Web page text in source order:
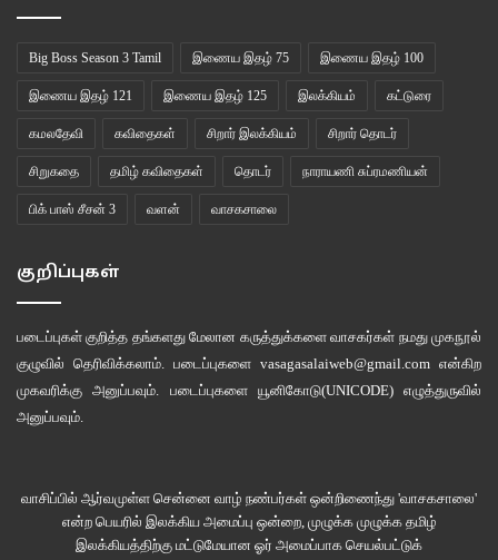
Big Boss Season 3 Tamil இணைய இதழ் 75 இணைய இதழ் 100
இணைய இதழ் 121 இணைய இதழ் 125 இலக்கியம் கட்டுரை
கமலதேவி கவிதைகள் சிறார் இலக்கியம் சிறார் தொடர்
சிறுகதை தமிழ் கவிதைகள் தொடர் நாராயணி சுப்ரமணியன்
பிக் பாஸ் சீசன் 3 வளன் வாசகசாலை
குறிப்புகள்
படைப்புகள் குறித்த தங்களது மேலான கருத்துக்களை வாசகர்கள் நமது முகநூல்
குழுவில் தெரிவிக்கலாம். படைப்புகளை vasagasalaiweb@gmail.com என்கிற
முகவரிக்கு அனுப்பவும். படைப்புகளை யூனிகோடு(UNICODE)எழுத்துருவில்
அனுப்பவும்.
வாசிப்பில் ஆர்வமுள்ள சென்னை வாழ் நண்பர்கள் ஒன்றிணைந்து 'வாசகசாலை'
என்ற பெயரில் இலக்கிய அமைப்பு ஒன்றை, முழுக்க முழுக்க தமிழ்
இலக்கியத்திற்கு மட்டுமேயான ஓர் அமைப்பாக செயல்பட்டுக்